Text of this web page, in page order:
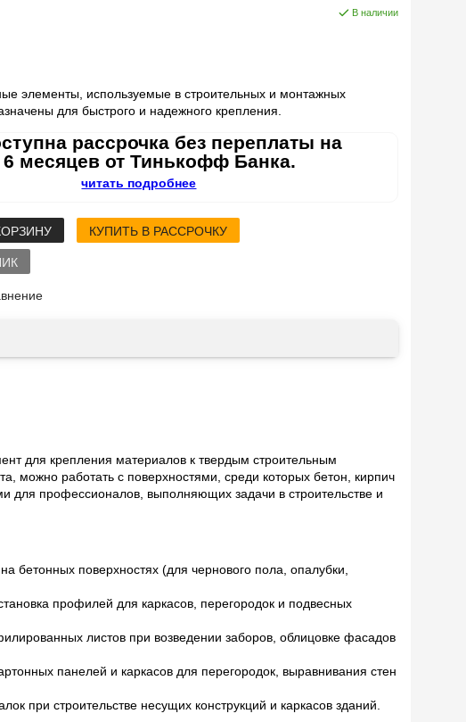
В наличии
элементы, используемые в строительных и монтажных
для быстрого и надежного крепления.
рассрочка без переплаты на
6 месяцев от Тинькофф Банка.
читать подробнее
КУПИТЬ В РАССРОЧКУ
для крепления материалов к твердым строительным
можно работать с поверхностями, среди которых бетон, кирпич
для профессионалов, выполняющих задачи в строительстве и
поверхностях (для чернового пола, опалубки,
профилей для каркасов, перегородок и подвесных
листов при возведении заборов, облицовке фасадов
панелей и каркасов для перегородок, выравнивания стен
при строительстве несущих конструкций и каркасов зданий.